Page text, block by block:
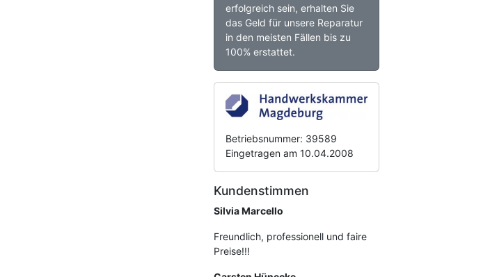
erfolgreich sein, erhalten Sie
das Geld für unsere Reparatur
in den meisten Fällen bis zu
100% erstattet.
Betriebsnummer: 39589
Eingetragen am 10.04.2008
Kundenstimmen
Silvia Marcello
Freundlich, professionell und faire
Preise!!!